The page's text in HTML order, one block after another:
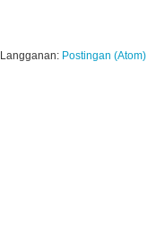
Langganan: Postingan (Atom)